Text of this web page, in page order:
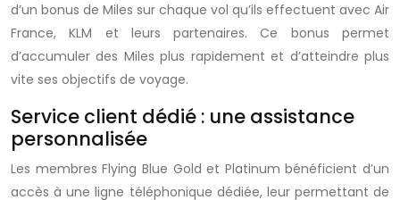
d’un bonus de Miles sur chaque vol qu’ils effectuent avec Air
France, KLM et leurs partenaires. Ce bonus permet
d’accumuler des Milesplus rapidement et d’atteindre plus
vite ses objectifs de voyage.
Service client dédié : une assistance
personnalisée
Les membres Flying Blue Gold et Platinum bénéficient d’un
accès à une ligne téléphonique dédiée, leur permettant de